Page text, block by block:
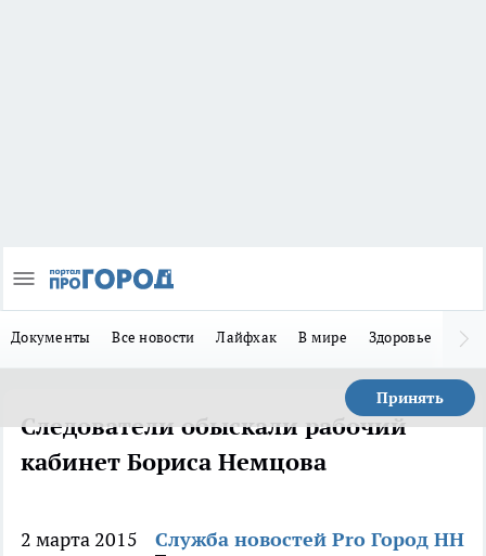
Документы Все новости Лайфхак В мире Здоровье
Принять
Следователи обыскали рабочий
кабинет Бориса Немцова
2 марта 2015
Служба новостей Pro Город НН